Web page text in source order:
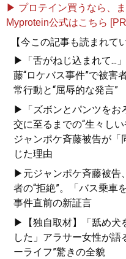
▶ プロテイン買うなら、ま
Myprotein公式はこちら
【今この記事も読まれて
▶「舌がねじ込まれて...
藤“ロケバス事件”で被害
常行動と“屈辱的な発言”
▶「ズボンとパンツをお
交に至るまでの“生々し
ジャンポケ斉藤被告が「
じた理由
▶元ジャンポケ斉藤被告
者の“拒絶”。「バス乗車
事件直前の新証言
▶【独自取材】「舐め犬
した」アラサー女性が語
ーライフ”驚きの全貌